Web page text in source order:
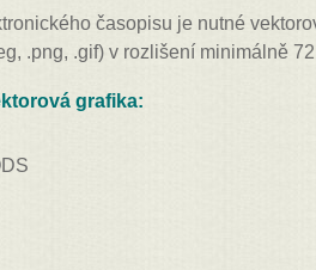
časopisu je nutné
.png, .gif) v rozlišení minimálně
grafika: